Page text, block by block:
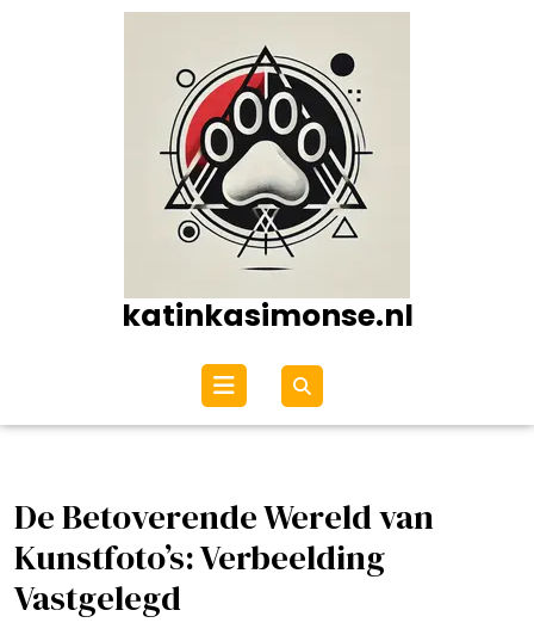
katinkasimonse.nl
Open
menu
De Betoverende Wereld van
Kunstfoto’s: Verbeelding
Vastgelegd